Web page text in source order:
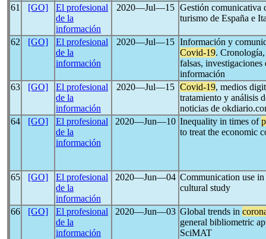
61 [GO]
El profesional
de la
información
2020―Jul―15 Gestión comunicativa
turismo de España e
62 [GO]
El profesional
de la
información
2020―Jul―15 Información y
Covid-19.
falsas, investigaciones
información
63
[GO]
El profesional
de la
información
2020―Jul―15 Covid-19, medios
tratamiento y análisis
noticias de
64
[GO]
El profesional
de la
información
2020―Jun―10 Inequality in times of
to treat the economic
65 [GO]
El profesional
de la
información
2020―Jun―04 Communication use
cultural study
66 [GO]
El profesional
de la
información
2020―Jun―03 Global trends in
general bibliometric
SciMAT